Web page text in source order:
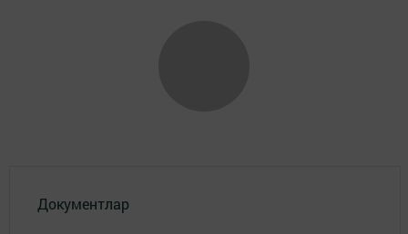
Документлар